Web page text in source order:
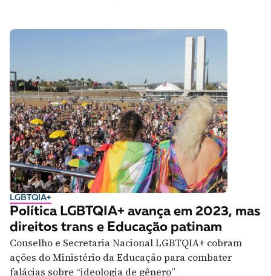
LGBTQIA+
Política LGBTQIA+ avança em 2023, mas
direitos trans e Educação patinam
Conselho e Secretaria Nacional LGBTQIA+ cobram
ações do Ministério da Educação para combater
falácias sobre “ideologia de gênero”